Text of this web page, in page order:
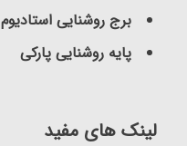
برج روشنایی استادیوم
پایه روشنایی پارکی
لینک های مفید